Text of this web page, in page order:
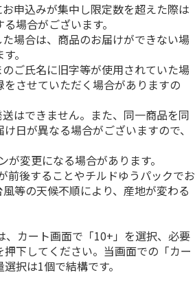
申込みが集中し限定数を超えた際は
場合がございます。
場合は、商品のお届けができない場
。
ご氏名に旧字等が使用されていた場
させていただく場合がありますの
はできません。また、同一商品を同
日が異なる場合がございますので、
変更になる場合があります。
前後することやチルドゆうパックでお
等の天候不順により、産地が変わる
カート画面で「10+」を選択、必要
下してください。当画面での「カー
択は1個で結構です。